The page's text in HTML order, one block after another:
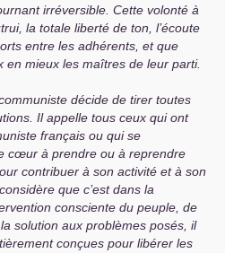
irréversible. Cette volonté à
la totale liberté de ton, l’écoute
entre les adhérents, et que
en mieux les maîtres de leur parti.
décide de tirer toutes
Il appelle tous ceux qui ont
français ou qui se
cœur à prendre ou à reprendre
contribuer à son activité et à son
que c’est dans la
consciente du peuple, de
solution aux problèmes posés, il
conçues pour libérer les